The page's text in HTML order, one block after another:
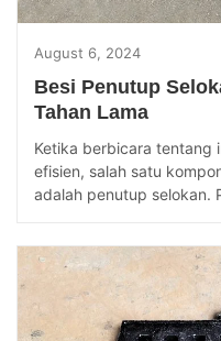
August 6, 2024
Besi Penutup
Tahan Lama
Ketika berbicara tentang
efisien, salah satu
adalah penutup selokan.